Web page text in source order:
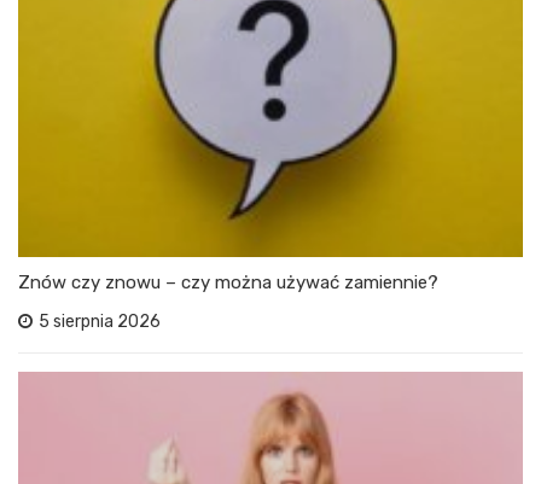
Znów czy znowu – czy można używać zamiennie?
5 sierpnia 2026